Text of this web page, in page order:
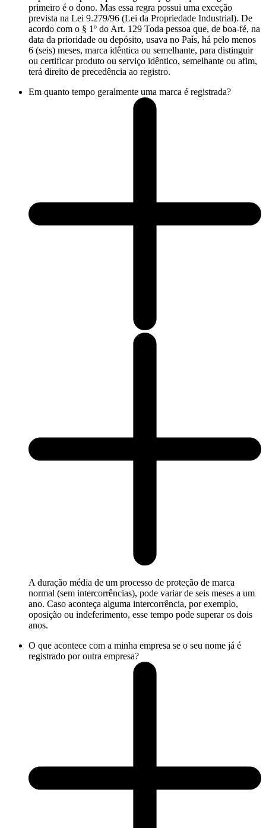
primeiro é o dono. Mas essa regra possui uma exceção
prevista na Lei 9.279/96 (Lei da Propriedade Industrial). De
acordo com o § 1º do Art. 129 Toda pessoa que, de boa-fé, na
data da prioridade ou depósito, usava no País, há pelo menos
6 (seis) meses, marca idêntica ou semelhante, para distinguir
ou certificar produto ou serviço idêntico, semelhante ou afim,
terá direito de precedência ao registro.
Em quanto tempo geralmente uma marca é registrada?
A duração média de um processo de proteção de marca
normal (sem intercorrências), pode variar de seis meses a um
ano. Caso aconteça alguma intercorrência, por exemplo,
oposição ou indeferimento, esse tempo pode superar os dois
anos.
O que acontece com a minha empresa se o seu nome já é
registrado por outra empresa?